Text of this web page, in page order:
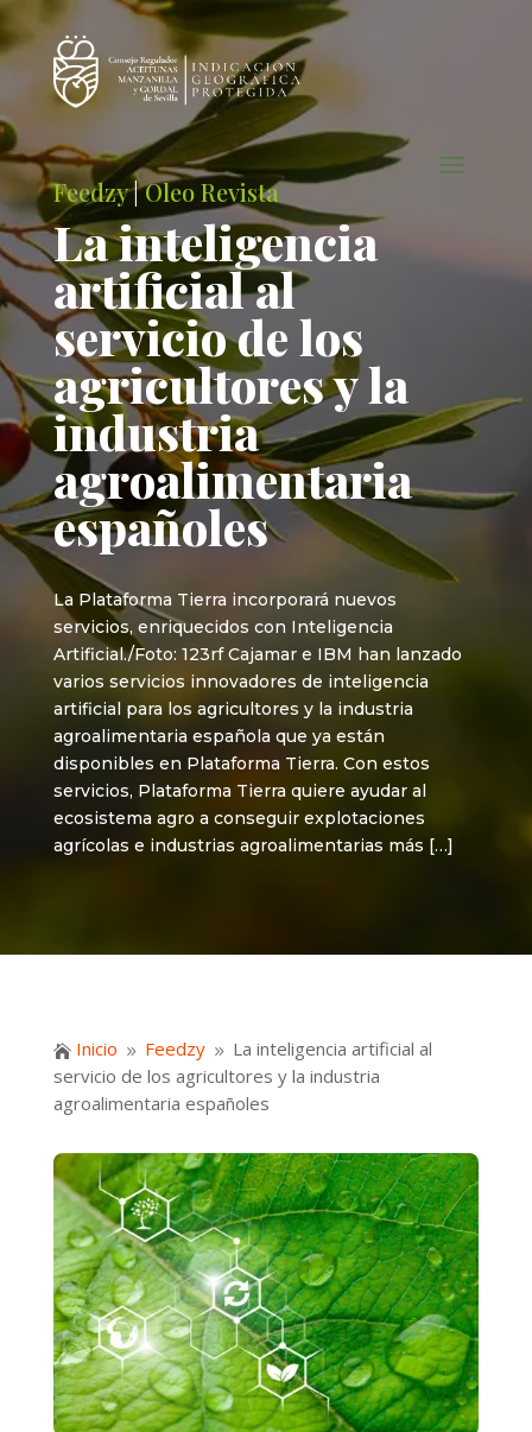
Feedzy|Oleo Revista
La inteligencia
artificial al
servicio de los
agricultores y la
industria
agroalimentaria
españoles
La Plataforma Tierra incorporará nuevos
servicios, enriquecidos con Inteligencia
Artificial./Foto: 123rf Cajamar e IBM han lanzado
varios servicios innovadores de inteligencia
artificial para los agricultores y la industria
agroalimentaria española que ya están
disponibles en Plataforma Tierra. Con estos
servicios, Plataforma Tierra quiere ayudar al
ecosistema agro a conseguir explotaciones
agrícolas e industrias agroalimentarias más […]
 Inicio 9 Feedzy 9 La inteligencia artificial al
servicio de los agricultores y la industria
agroalimentaria españoles